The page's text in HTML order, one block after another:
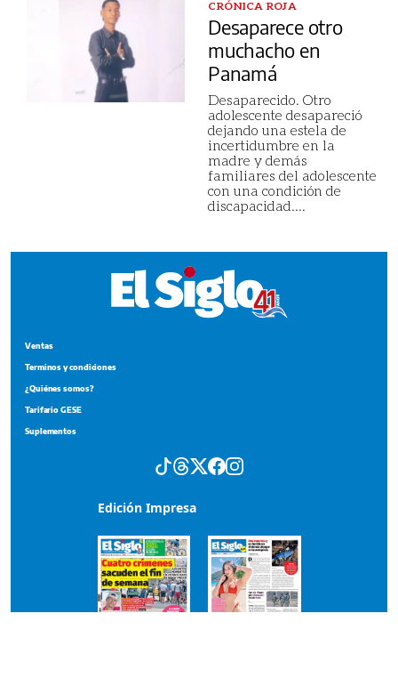
CRÓNICA ROJA
Desaparece otro
muchacho en
Panamá
Desaparecido. Otro
adolescente desapareció
dejando una estela de
incertidumbre en la
madre y demás
familiares del adolescente
con una condición de
discapacidad....
Ventas
Terminos y condiciones
¿Quiénes somos?
Tarifario GESE
Suplementos
Edición Impresa